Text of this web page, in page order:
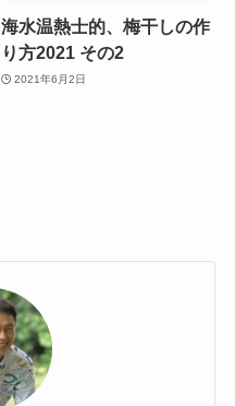
海水温熱士的、梅干しの作
り方2021 その2
2021年6月2日